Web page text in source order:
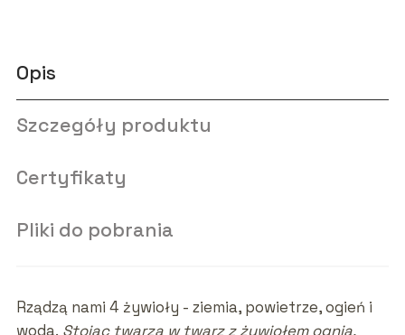
Opis
Szczegóły produktu
Certyfikaty
Pliki do pobrania
Rządzą nami 4 żywioły - ziemia, powietrze, ogień i
woda. Stojąc twarzą w twarz z żywiołem ognia,